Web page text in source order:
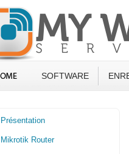
SOFTWARE
Présentation
Mikrotik Router